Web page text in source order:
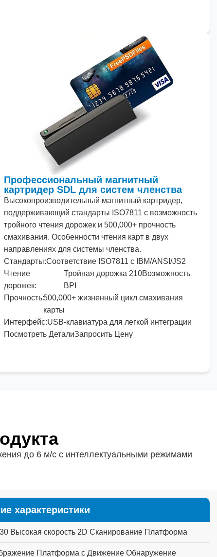
Профессиональный магнитный
картридер SDL для систем членства
Высокопроизводительный магнитный картридер,
поддерживающий стандарты ISO7811 свозможность
тройного чтения дорожек и 500,000+ прочность
смахивания. Особенности чтения карт в двух
направлениях для системы членства.
Стандарты:Соответствие ISO7811 сIBM/ANSI /JS2
Чтение
дорожек:
Тройная дорожка 210Возможность
BPI
Прочность:500,000+ жизненный цикл смахивания
карты
Интерфейс:USB-клавиатура для легкой интеграции
Посмотреть ДеталиЗапросить Цену
до 6 м/с с интеллектуальными режимами
характеристики
Высокая скорость 2D Сканирование Платформа
Платформа с Движение Обнаружение